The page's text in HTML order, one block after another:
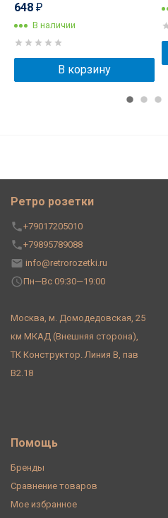
648 ₽
В наличии
В корзину
Ретро розетки
+79017205010
+79895789088
info@retrorozetki.ru
Пн—Вс 09:30—19:00
Москва, м. Домодедовская, 25
км МКАД (Внешняя сторона),
ТК Конструктор. Линия В, пав
В2.18
Помощь
Бренды
Сравнение товаров
Мое избранное